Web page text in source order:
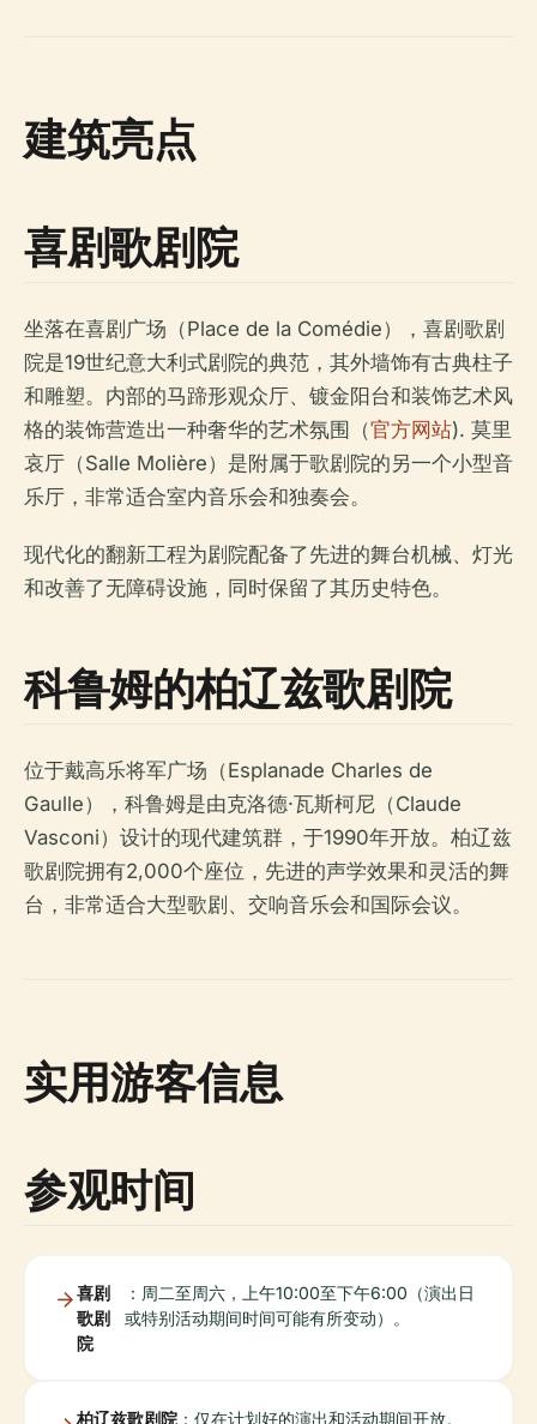
建筑亮点
喜剧歌剧院
坐落在喜剧广场（Place de la Comédie），喜剧歌剧
院是19世纪意大利式剧院的典范，其外墙饰有古典柱子
和雕塑。内部的马蹄形观众厅、镀金阳台和装饰艺术风
格的装饰营造出一种奢华的艺术氛围（官方网站). 莫里
哀厅（Salle Molière）是附属于歌剧院的另一个小型音
乐厅，非常适合室内音乐会和独奏会。
现代化的翻新工程为剧院配备了先进的舞台机械、灯光
和改善了无障碍设施，同时保留了其历史特色。
科鲁姆的柏辽兹歌剧院
位于戴高乐将军广场（Esplanade Charles de
Gaulle），科鲁姆是由克洛德·瓦斯柯尼（Claude
Vasconi）设计的现代建筑群，于1990年开放。柏辽兹
歌剧院拥有2,000个座位，先进的声学效果和灵活的舞
台，非常适合大型歌剧、交响音乐会和国际会议。
实用游客信息
参观时间
喜剧
歌剧
院
：周二至周六，上午10:00至下午6:00（演出日
或特别活动期间时间可能有所变动）。
柏辽兹歌剧院 ：仅在计划好的演出和活动期间开放。